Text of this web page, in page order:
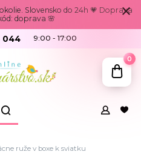
Slovensko do 24h 💗 Doprava
doprava 🌸
044 9:00 - 17:00
0
ruže v boxe k sviatku